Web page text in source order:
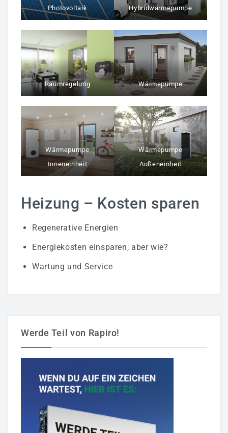
Photovoltaik Hybridwärmepumpe
Raumregelung Wärmepumpe
Wärmepumpe
Inneneinheit
Wärmepumpe
Außeneinheit
Heizung – Kosten sparen
Regenerative Energien
Energiekosten einsparen, aber wie?
Wartung und Service
Werde Teil von Rapiro!